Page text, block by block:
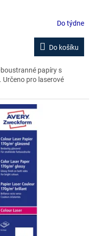
Do týdne
Do košíku
papíry s
pro laserové